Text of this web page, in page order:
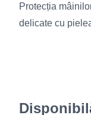
Protecția
delicate cu